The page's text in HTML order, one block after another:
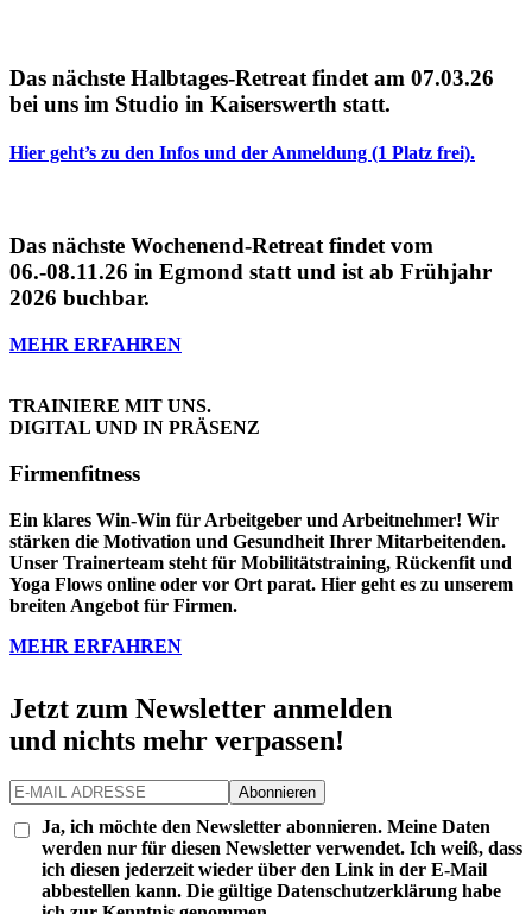
Das nächste Halbtages-Retreat findet am 07.03.26
bei uns im Studio in Kaiserswerth statt.
Hier geht’s zu den Infos und der Anmeldung (1 Platz frei).
Das nächste Wochenend-Retreat findet vom
06.-08.11.26 in Egmond statt und ist ab Frühjahr
2026 buchbar.
MEHR ERFAHREN
TRAINIERE MIT UNS.
DIGITAL UND IN PRÄSENZ
Firmenfitness
Ein klares Win-Win für Arbeitgeber und Arbeitnehmer! Wir
stärken die Motivation und Gesundheit Ihrer Mitarbeitenden.
Unser Trainerteam steht für Mobilitätstraining, Rückenfit und
Yoga Flows online oder vor Ort parat. Hier geht es zu unserem
breiten Angebot für Firmen.
MEHR ERFAHREN
Jetzt zum Newsletter anmelden
und nichts mehr verpassen!
Ja, ich möchte den Newsletter abonnieren. Meine Daten
werden nur für diesen Newsletter verwendet. Ich weiß, dass
ich diesen jederzeit wieder über den Link in der E-Mail
abbestellen kann. Die gültige Datenschutzerklärung habe